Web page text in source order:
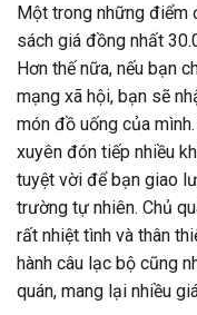
Một trong những điểm
sách giá đồng nhất
Hơn thế nữa, nếu bạn
mạng xã hội, bạn sẽ
món đồ uống của
xuyên đón tiếp nhiều
tuyệt vời để bạn giao
trường tự nhiên. Chủ
rất nhiệt tình và thân
hành câu lạc bộ cũng
quán, mang lại nhiều